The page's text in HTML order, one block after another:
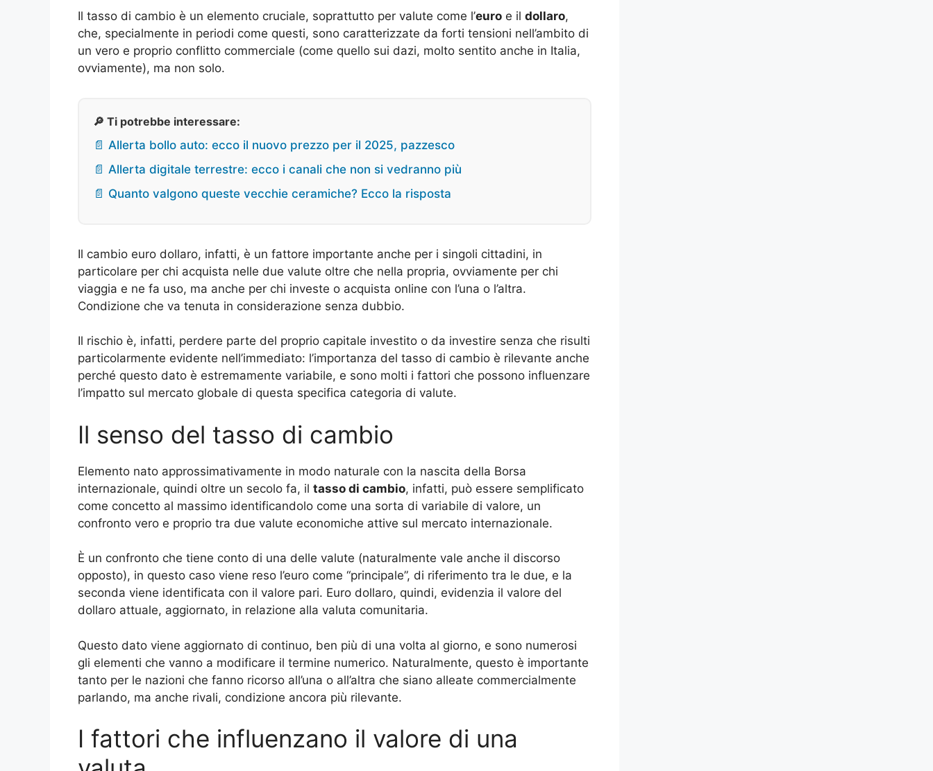
Il tasso di cambio è un elemento cruciale, soprattutto per valute come l’euro e il dollaro,
che, specialmente in periodi come questi, sono caratterizzate da forti tensioni nell’ambito di
un vero e proprio conflitto commerciale (come quello sui dazi, molto sentito anche in Italia,
ovviamente), ma non solo.
🔎 Ti potrebbe interessare:
📄 Allerta bollo auto: ecco il nuovo prezzo per il 2025, pazzesco
📄 Allerta digitale terrestre: ecco i canali che non si vedranno più
📄 Quanto valgono queste vecchie ceramiche? Ecco la risposta
Il cambio euro dollaro, infatti, è un fattore importante anche per i singoli cittadini, in
particolare per chi acquista nelle due valute oltre che nella propria, ovviamente per chi
viaggia e ne fa uso, ma anche per chi investe o acquista online con l’una o l’altra.
Condizione che va tenuta in considerazione senza dubbio.
Il rischio è, infatti, perdere parte del proprio capitale investito o da investire senza che risulti
particolarmente evidente nell’immediato: l’importanza del tasso di cambio è rilevante anche
perché questo dato è estremamente variabile, e sono molti i fattori che possono influenzare
l’impatto sul mercato globale di questa specifica categoria di valute.
Il senso del tasso di cambio
Elemento nato approssimativamente in modo naturale con la nascita della Borsa
internazionale, quindi oltre un secolo fa, il tasso di cambio, infatti, può essere semplificato
come concetto al massimo identificandolo come una sorta di variabile di valore, un
confronto vero e proprio tra due valute economiche attive sul mercato internazionale.
È un confronto che tiene conto di una delle valute (naturalmente vale anche il discorso
opposto), in questo caso viene reso l’euro come “principale”, di riferimento tra le due, e la
seconda viene identificata con il valore pari. Euro dollaro, quindi, evidenzia il valore del
dollaro attuale, aggiornato, in relazione alla valuta comunitaria.
Questo dato viene aggiornato di continuo, ben più di una volta al giorno, e sono numerosi
gli elementi che vanno a modificare il termine numerico. Naturalmente, questo è importante
tanto per le nazioni che fanno ricorso all’una o all’altra che siano alleate commercialmente
parlando, ma anche rivali, condizione ancora più rilevante.
I fattori che influenzano il valore di una